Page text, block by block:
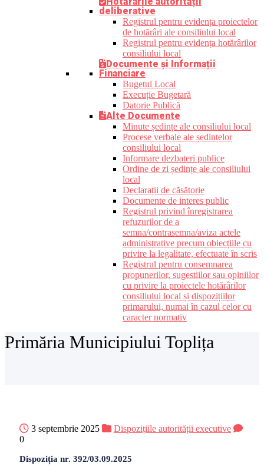
deliberative
Registrul pentru evidența proiectelor
de hotărâri ale consiliului local
Registrul pentru evidența hotărârilor
consiliului local
Documente și Informații
Financiare
Bugetul Local
Execuție Bugetară
Datorie Publică
Alte Documente
Minute ședințe ale consiliului local
Procese verbale ale ședințelor
consiliului local
Informare dezbateri publice
Ordine de zi ședințe ale consiliului
local
Declarații de căsătorie
Documente de interes public
Registrul privind înregistrarea
refuzurilor de a
semna/contrasemna/aviza actele
administrative precum obiecțiile cu
privire la legalitate, efectuate în scris
Registrul pentru consemnarea
propunerilor, sugestiilor sau opiniilor
cu privire la proiectele hotărârilor
consiliului local și dispozițiilor
primarului, numai în cazul celor cu
caracter normativ
Primăria Municipiului Toplița
3 septembrie 2025
Dispozițiile autorității executive
0
Dispoziția nr. 392/03.09.2025